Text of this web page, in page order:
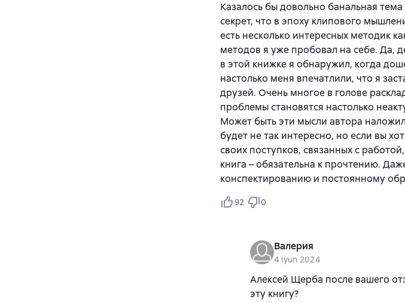
Казалось бы довольно банальная
секрет, что в эпоху клипового
есть несколько интересных методик
методов я уже пробовал на себе. Да,
в этой книжке я обнаружил, когда
настолько меня впечатлили, что я
друзей. Очень многое в голове
проблемы становятся настолько
Может быть эти мысли автора
будет не так интересно, но если вы
своих поступков, связанных с
книга – обязательна к прочтению.
конспектированию и постоянному
92 0
Валерия
4 Iyun 2024
Алексей Щерба после вашего
эту книгу?